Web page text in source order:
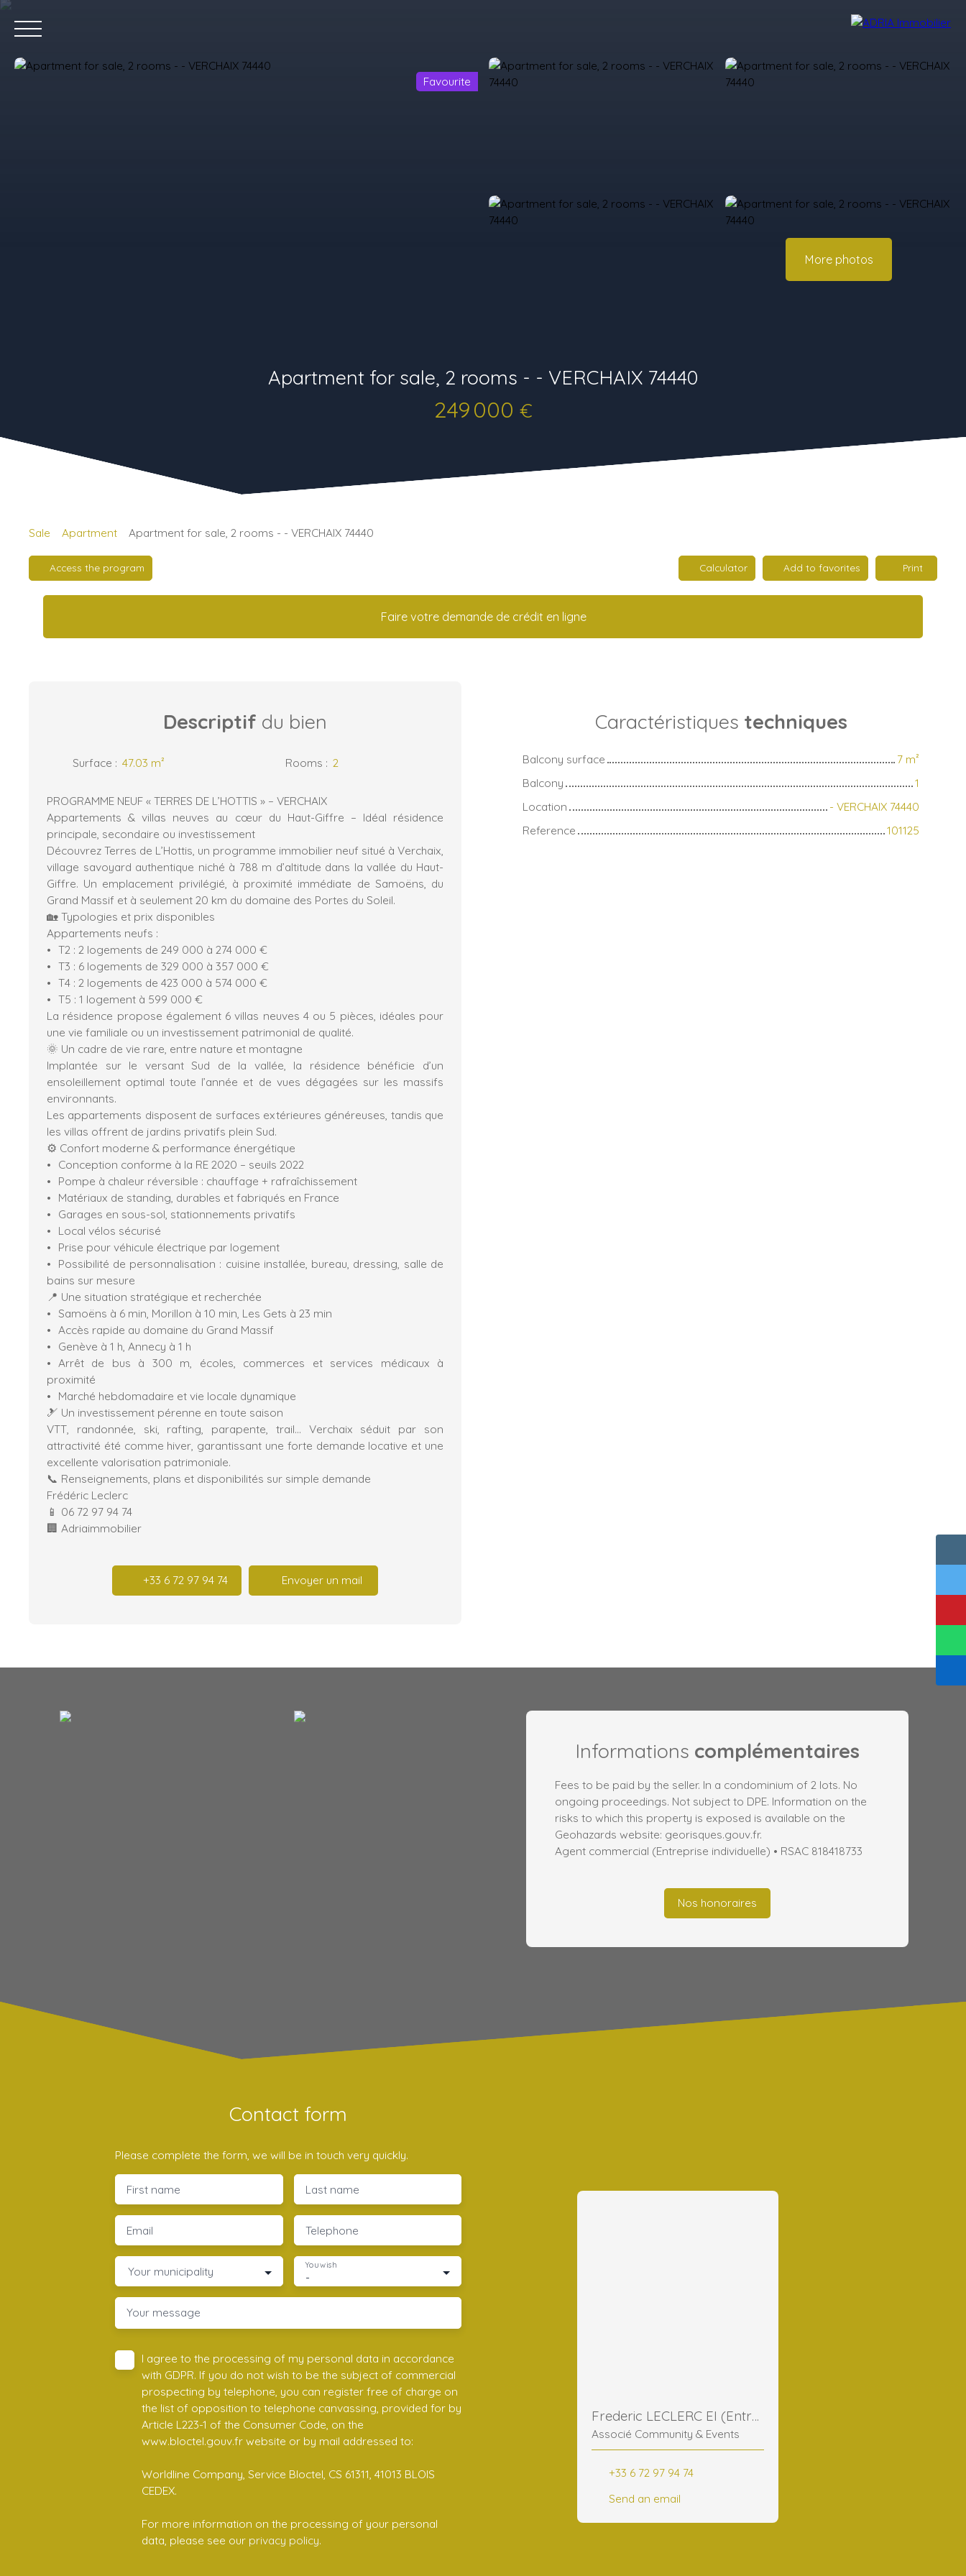
Favourite
More photos
Apartment for sale, 2 rooms - - VERCHAIX 74440
249 000 €
Sale Apartment Apartment for sale, 2 rooms - - VERCHAIX 74440
Access the program Calculator Add to favorites Print
Faire votre demande de crédit en ligne
Descriptif du bien
Surface : 47.03 m² Rooms : 2
PROGRAMME NEUF « TERRES DE L’HOTTIS » – VERCHAIX
Appartements & villas neuves au cœur du Haut-Giffre – Idéal résidence
principale, secondaire ou investissement
Découvrez Terres de L’Hottis, un programme immobilier neuf situé à Verchaix,
village savoyard authentique niché à 788 m d’altitude dans la vallée du Haut-
Giffre. Un emplacement privilégié, à proximité immédiate de Samoëns, du
Grand Massif et à seulement 20 km du domaine des Portes du Soleil.
🏡 Typologies et prix disponibles
Appartements neufs :
T2 : 2 logements de 249 000 à 274 000 €
T3 : 6 logements de 329 000 à 357 000 €
T4 : 2 logements de 423 000 à 574 000 €
T5 : 1 logement à 599 000 €
La résidence propose également 6 villas neuves 4 ou 5 pièces, idéales pour
une vie familiale ou un investissement patrimonial de qualité.
🌞 Un cadre de vie rare, entre nature et montagne
Implantée sur le versant Sud de la vallée, la résidence bénéficie d’un
ensoleillement optimal toute l’année et de vues dégagées sur les massifs
environnants.
Les appartements disposent de surfaces extérieures généreuses, tandis que
les villas offrent de jardins privatifs plein Sud.
⚙️ Confort moderne & performance énergétique
Conception conforme à la RE 2020 – seuils 2022
Pompe à chaleur réversible : chauffage + rafraîchissement
Matériaux de standing, durables et fabriqués en France
Garages en sous-sol, stationnements privatifs
Local vélos sécurisé
Prise pour véhicule électrique par logement
Possibilité de personnalisation : cuisine installée, bureau, dressing, salle de
bains sur mesure
📍 Une situation stratégique et recherchée
Samoëns à 6 min, Morillon à 10 min, Les Gets à 23 min
Accès rapide au domaine du Grand Massif
Genève à 1 h, Annecy à 1 h
Arrêt de bus à 300 m, écoles, commerces et services médicaux à
proximité
Marché hebdomadaire et vie locale dynamique
🎿 Un investissement pérenne en toute saison
VTT, randonnée, ski, rafting, parapente, trail… Verchaix séduit par son
attractivité été comme hiver, garantissant une forte demande locative et une
excellente valorisation patrimoniale.
📞 Renseignements, plans et disponibilités sur simple demande
Frédéric Leclerc
📱 06 72 97 94 74
🏢 Adriaimmobilier
+33 6 72 97 94 74 Envoyer un mail
Caractéristiques techniques
Balcony surface 7 m²
Balcony
1
Location
- VERCHAIX 74440
Reference
101125
Informations complémentaires
Fees to be paid by the seller. In a condominium of 2 lots. No
ongoing proceedings. Not subject to DPE. Information on the
risks to which this property is exposed is available on the
Geohazards website: georisques.gouv.fr.
Agent commercial (Entreprise individuelle) • RSAC 818418733
Nos honoraires
Contact form
Please complete the form, we will be in touch very quickly.
First name Last name
Email Telephone
Your municipality -
You wish
Your message
I agree to the processing of my personal data in accordance
with GDPR. If you do not wish to be the subject of commercial
prospecting by telephone, you can register free of charge on
the list of opposition to telephone canvassing, provided for by
Article L223-1 of the Consumer Code, on the
www.bloctel.gouv.fr website or by mail addressed to:
Worldline Company, Service Bloctel, CS 61311, 41013 BLOIS
CEDEX.
For more information on the processing of your personal
data, please see our privacy policy.
Frederic LECLERC EI (Entreprise Individuelle)
Associé Community & Events
+33 6 72 97 94 74
Send an email